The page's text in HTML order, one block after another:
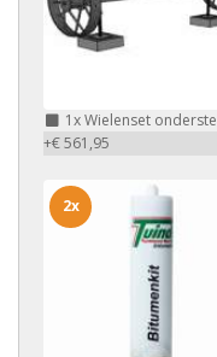
1xWielenset
+€ 561,95
2x